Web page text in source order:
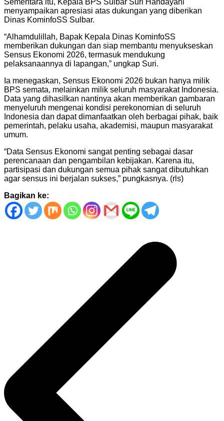
Sementara itu, Kepala BPS Sulbar Suri Handayani
menyampaikan apresiasi atas dukungan yang diberikan
Dinas KominfoSS Sulbar.
“Alhamdulillah, Bapak Kepala Dinas KominfoSS
memberikan dukungan dan siap membantu menyukseskan
Sensus Ekonomi 2026, termasuk mendukung
pelaksanaannya di lapangan,” ungkap Suri.
Ia menegaskan, Sensus Ekonomi 2026 bukan hanya milik
BPS semata, melainkan milik seluruh masyarakat Indonesia.
Data yang dihasilkan nantinya akan memberikan gambaran
menyeluruh mengenai kondisi perekonomian di seluruh
Indonesia dan dapat dimanfaatkan oleh berbagai pihak, baik
pemerintah, pelaku usaha, akademisi, maupun masyarakat
umum.
“Data Sensus Ekonomi sangat penting sebagai dasar
perencanaan dan pengambilan kebijakan. Karena itu,
partisipasi dan dukungan semua pihak sangat dibutuhkan
agar sensus ini berjalan sukses,” pungkasnya. (rls)
Bagikan ke: